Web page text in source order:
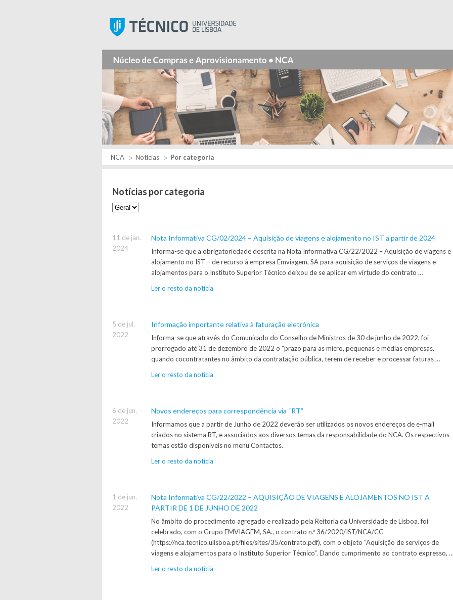
NCA Notícias Por categoria
Notícias por categoria
11 de jan.
2024
Nota Informativa CG/02/2024 – Aquisição de viagens e alojamento no IST a partir de 2024
Informa-se que a obrigatoriedade descrita na Nota Informativa CG/22/2022 – Aquisição de viagens e
alojamento no IST – de recurso à empresa Emviagem, SA para aquisição de serviços de viagens e
alojamentos para o Instituto Superior Técnico deixou de se aplicar em virtude do contrato …
Ler o resto da notícia
5 de jul.
2022
Informação importante relativa à faturação eletrónica
Informa-se que através do Comunicado do Conselho de Ministros de 30 de junho de 2022, foi
prorrogado até 31 de dezembro de 2022 o “prazo para as micro, pequenas e médias empresas,
quando cocontratantes no âmbito da contratação pública, terem de receber e processar faturas …
Ler o resto da notícia
6 de jun.
2022
Novos endereços para correspondência via “RT”
Informamos que a partir de Junho de 2022 deverão ser utilizados os novos endereços de e-mail
criados no sistema RT, e associados aos diversos temas da responsabilidade do NCA. Os respectivos
temas estão disponíveis no menu Contactos.
Ler o resto da notícia
1 de jun.
2022
Nota Informativa CG/22/2022 – AQUISIÇÃO DE VIAGENS E ALOJAMENTOS NO IST A
PARTIR DE 1 DE JUNHO DE 2022
No âmbito do procedimento agregado e realizado pela Reitoria da Universidade de Lisboa, foi
celebrado, com o Grupo EMVIAGEM, SA., o contrato n.º 36/2020/IST/NCA/CG
(https://nca.tecnico.ulisboa.pt/files/sites/35/contrato.pdf), com o objeto “Aquisição de serviços de
viagens e alojamentos para o Instituto Superior Técnico”. Dando cumprimento ao contrato expresso, …
Ler o resto da notícia